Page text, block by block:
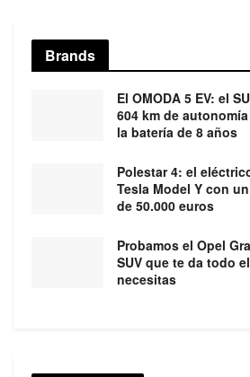
Brands
El OMODA 5 EV: el
604 km de
la batería de 8 años
Polestar 4: el
Tesla Model Y con
de 50.000 euros
Probamos el Opel
SUV que te da todo
necesitas